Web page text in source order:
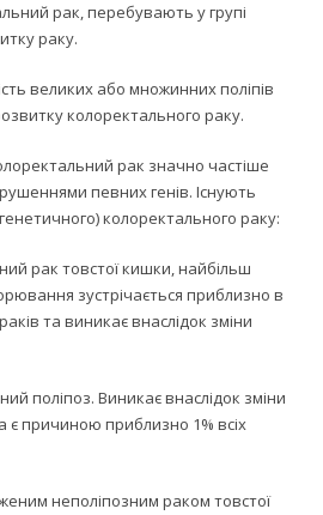
рак, перебувають у групі
раку.
великих або множинних поліпів
колоректального раку.
рак значно частіше
певних генів. Існують
колоректального раку:
рак товстої кишки, найбільш
зустрічається приблизно в
та виникає внаслідок зміни
поліпоз. Виникає внаслідок зміни
є причиною приблизно 1% всіх
неполіпозним раком товстої